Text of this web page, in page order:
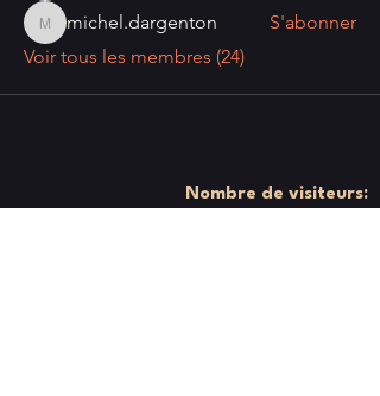
michel.dargenton
michel.dargenton
S'abonner
Voir tous les membres (24)
Nombre de visiteurs: